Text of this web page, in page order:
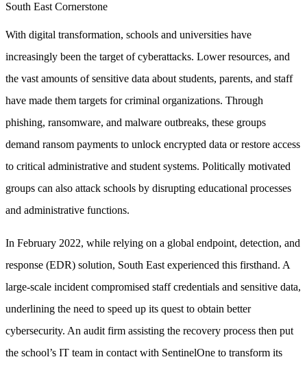
South East Cornerstone
With digital transformation, schools and universities have
increasingly been the target of cyberattacks. Lower resources, and
the vast amounts of sensitive data about students, parents, and staff
have made them targets for criminal organizations. Through
phishing, ransomware, and malware outbreaks, these groups
demand ransom payments to unlock encrypted data or restore access
to critical administrative and student systems. Politically motivated
groups can also attack schools by disrupting educational processes
and administrative functions.
In February 2022, while relying on a global endpoint, detection, and
response (EDR) solution, South East experienced this firsthand. A
large-scale incident compromised staff credentials and sensitive data,
underlining the need to speed up its quest to obtain better
cybersecurity. An audit firm assisting the recovery process then put
the school’s IT team in contact with SentinelOne to transform its